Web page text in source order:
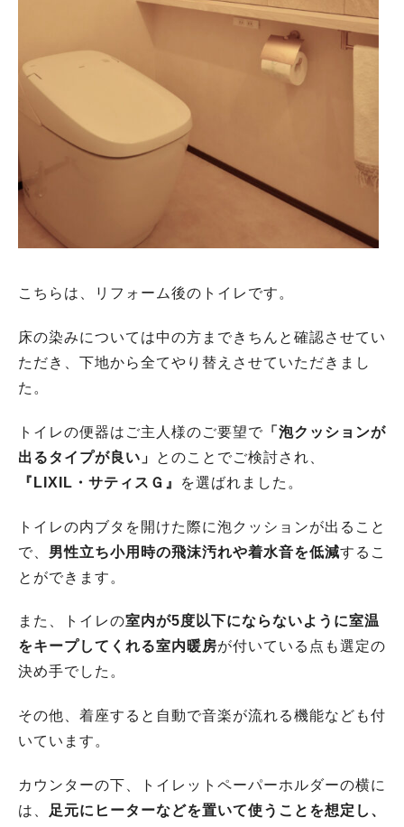
こちらは、リフォーム後のトイレです。
床の染みについては中の方まできちんと確認させてい
ただき、下地から全てやり替えさせていただきまし
た。
トイレの便器はご主人様のご要望で 「泡クッションが
出るタイプが良い」
とのことでご検討され、
『LIXIL・サティスＧ』
を選ばれました。
トイレの内ブタを開けた際に泡クッションが出ること
で、 男性立ち小用時の飛沫汚れや着水音を低減するこ
とができます。
また、トイレの室内が5度以下にならないように室温
をキープしてくれる室内暖房が付いている点も選定の
決め手でした。
その他、着座すると自動で音楽が流れる機能なども付
いています。
カウンターの下、トイレットペーパーホルダーの横に
は、
足元にヒーターなどを置いて使うことを想定し、